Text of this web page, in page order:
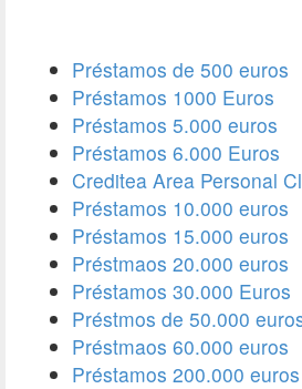
Préstamos de 500 euros
Préstamos 1000 Euros
Préstamos 5.000 euros
Préstamos 6.000 Euros
Creditea Area Personal
Préstamos 10.000 euros
Préstamos 15.000 euros
Préstmaos 20.000 euros
Préstamos 30.000 Euros
Préstmos de 50.000
Préstmaos 60.000 euros
Préstamos 200.000 euros